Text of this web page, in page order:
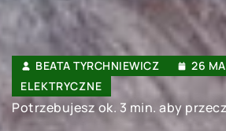
BEATA TYRCHNIEWICZ
26
ELEKTRYCZNE
Potrzebujesz ok. 3 min. aby